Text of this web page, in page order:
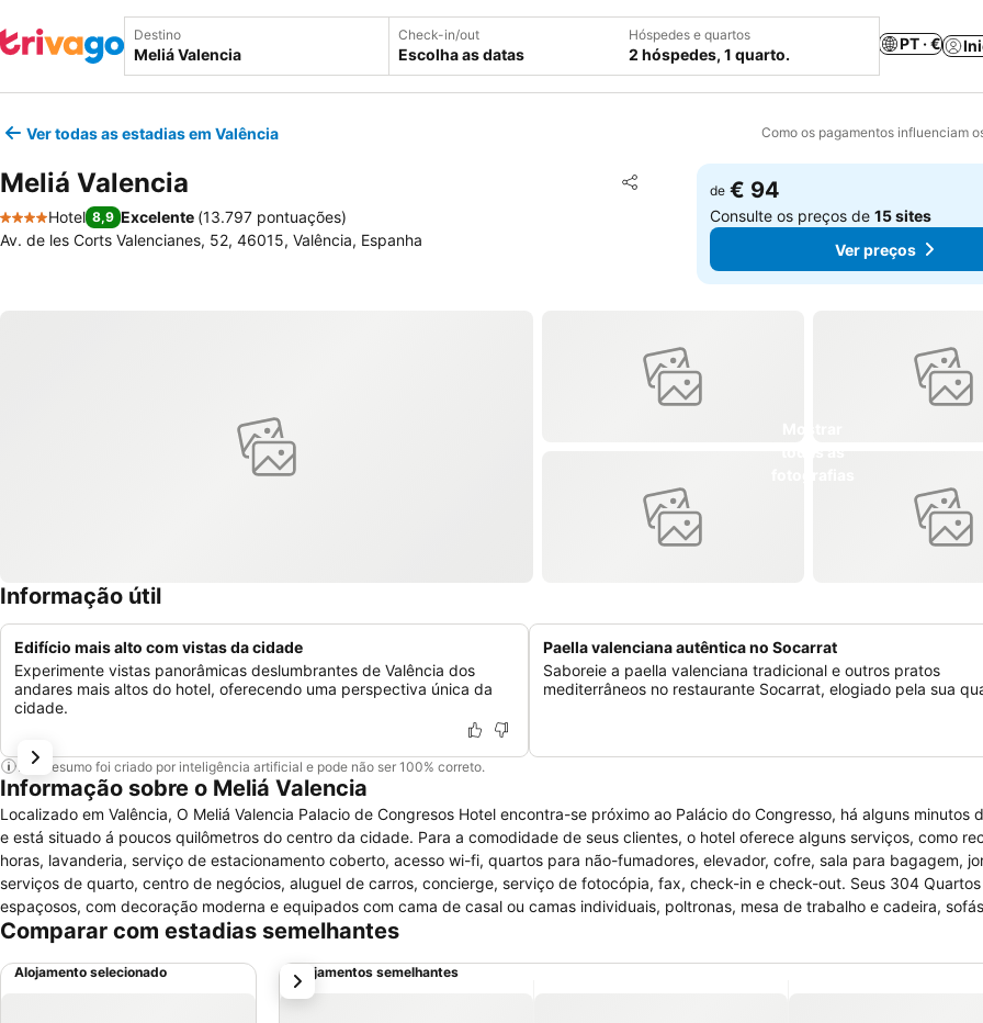
Destino Check-in/out
Escolha as datas
Hóspedes e quartos
2 hóspedes, 1 quarto.
PT · €
Ver todas as estadias em Valência Como os pagamentos influenciam
Meliá Valencia Partilhar
Adicionar aos favoritos
4 Estrelas
Hotel 8,9 Excelente (13.797 pontuações)
Av. de les Corts Valencianes, 52, 46015, Valência, Espanha
de € 94
Consulte os preços de15 sites
Ver preços
Informação útil
Edifício mais alto com vistas da cidade
Experimente vistas panorâmicas deslumbrantes de Valência dos
andares mais altos do hotel, oferecendo uma perspectiva única da
cidade.
Paella valenciana autêntica no Socarrat
Saboreie a paella valenciana tradicional e outros pratos
mediterrâneos no restaurante Socarrat, elogiado pela sua
Este resumo foi criado por inteligência artificial e pode não ser 100% correto.
Informação sobre o Meliá Valencia
Localizado em Valência, O Meliá Valencia Palacio de Congresos Hotel encontra-se próximo ao Palácio do Congresso, há alguns minutos
e está situado á poucos quilômetros do centro da cidade. Para a comodidade de seus clientes, o hotel oferece alguns serviços, como
horas, lavanderia, serviço de estacionamento coberto, acesso wi-fi, quartos para não-fumadores, elevador, cofre, sala para bagagem,
serviços de quarto, centro de negócios, aluguel de carros, concierge, serviço de fotocópia, fax, check-in e check-out. Seus 304 Quartos
espaçosos, com decoração moderna e equipados com cama de casal ou camas individuais, poltronas, mesa de trabalho e cadeira,
TV via satélite, telefone, seguro, ar condicionado, ferro e tábua para engomar, mini-bar e alguns utensílios de cozinha e casa de banho
interior aquecida e para as crianças o hotel dispõe de parque infantil.
Comparar com estadias semelhantes
Alojamento selecionado Alojamentos semelhantes
próximo